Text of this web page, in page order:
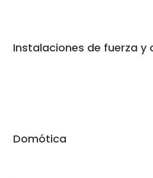
Instalaciones de fuerza y
Domótica